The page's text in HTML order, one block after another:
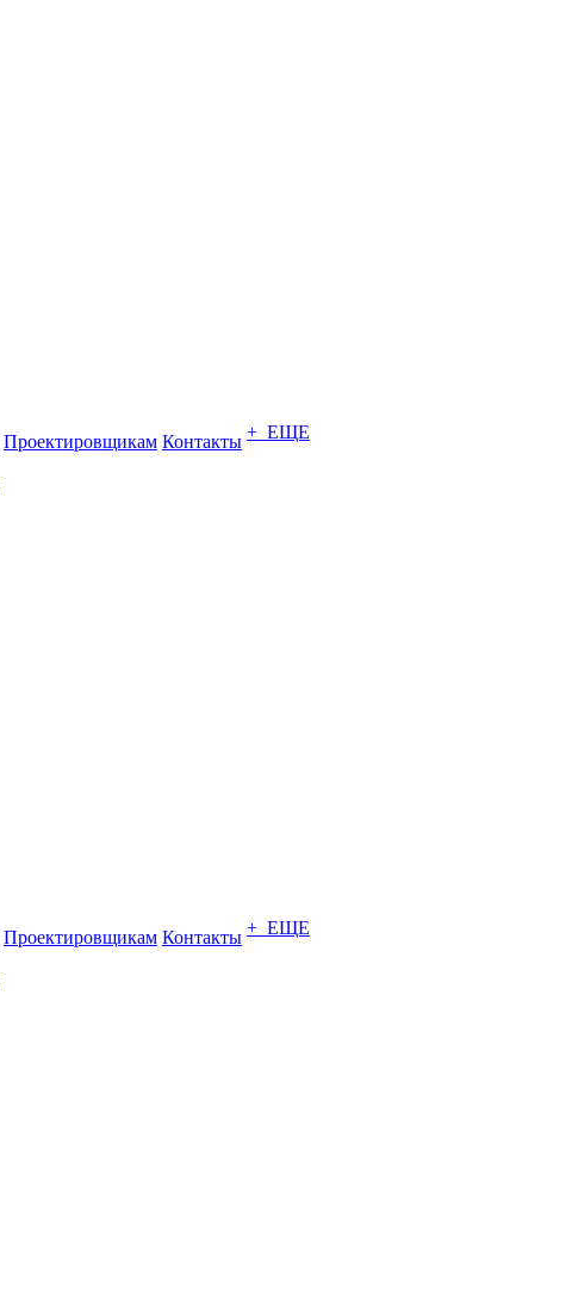
Проектировщикам Контакты + ЕЩЕ
Проектировщикам Контакты + ЕЩЕ